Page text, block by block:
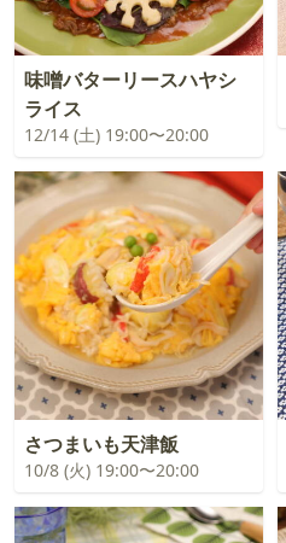
味噌バターリースハヤシ
ライス
12/14 (土) 19:00〜20:00
さつまいも天津飯
10/8 (火) 19:00〜20:00